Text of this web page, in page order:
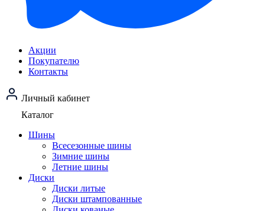
Акции
Покупателю
Контакты
Личный кабинет
Каталог
Шины
Всесезонные шины
Зимние шины
Летние шины
Диски
Диски литые
Диски штампованные